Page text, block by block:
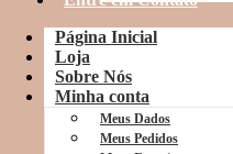
Página Inicial
Loja
Sobre Nós
Minha conta
Meus Dados
Meus Pedidos